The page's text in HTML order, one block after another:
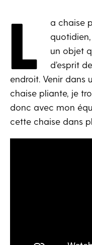
L
a chaise
un objet
d’esprit
endroit. Venir dans
chaise pliante, je
donc avec mon
cette chaise dans